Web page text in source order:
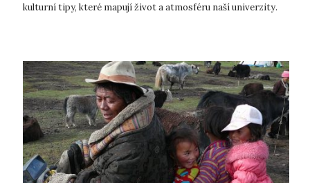
kulturní tipy, které mapují život a atmosféru naší univerzity.